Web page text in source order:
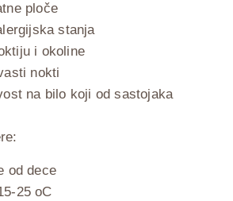
ploče
stanja
i okoline
nokti
na bilo koji od sastojaka
od dece
25 oC